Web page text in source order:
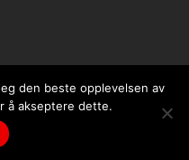
den beste opplevelsen av
å akseptere dette.